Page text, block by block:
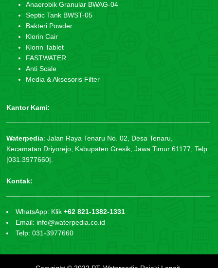
Anaerobik Granular BWAG-04
Septic Tank BWST-05
Bakteri Powder
Klorin Cair
Klorin Tablet
FASTWATER
Anti Scale
Media & Aksesoris Filter
Kantor Kami:
Waterpedia: Jalan Raya Tenaru No. 02, Desa Tenaru,
Kecamatan Driyorejo, Kabupaten Gresik, Jawa Timur 61177, Telp
|031.3977660|.
Kontak:
WhatsApp: Klik +62 821-1382-1331
Email: info@waterpedia.co.id
Telp: 031-3977660